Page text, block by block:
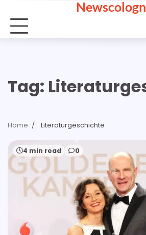
content
Tag:
Home Literaturgeschichte
4 min read 0